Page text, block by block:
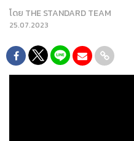
โดย THE STANDARD TEAM
25.07.2023